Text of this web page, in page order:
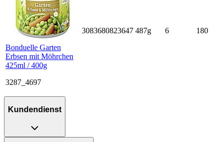
Bonduelle Garten
Erbsen mit Möhrchen
425ml / 400g
3287_4697
3083680823647 487g 6 180
Kundendienst